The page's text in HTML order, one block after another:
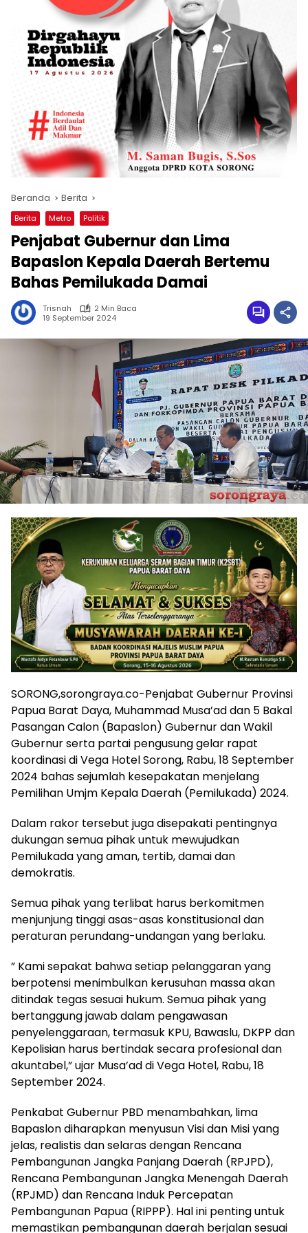
Beranda Berita
Berita Metro Politik
Penjabat Gubernur dan Lima
Bapaslon Kepala Daerah Bertemu
Bahas Pemilukada Damai
Trisnah
2 Min Baca
19 September 2024
SORONG,sorongraya.co-Penjabat Gubernur Provinsi
Papua Barat Daya, Muhammad Musa’ad dan 5 Bakal
Pasangan Calon (Bapaslon) Gubernur dan Wakil
Gubernur serta partai pengusung gelar rapat
koordinasi di Vega Hotel Sorong, Rabu, 18 September
2024 bahas sejumlah kesepakatan menjelang
Pemilihan Umjm Kepala Daerah (Pemilukada) 2024.
Dalam rakor tersebut juga disepakati pentingnya
dukungan semua pihak untuk mewujudkan
Pemilukada yang aman, tertib, damai dan
demokratis.
Semua pihak yang terlibat harus berkomitmen
menjunjung tinggi asas-asas konstitusional dan
peraturan perundang-undangan yang berlaku.
” Kami sepakat bahwa setiap pelanggaran yang
berpotensi menimbulkan kerusuhan massa akan
ditindak tegas sesuai hukum. Semua pihak yang
bertanggung jawab dalam pengawasan
penyelenggaraan, termasuk KPU, Bawaslu, DKPP dan
Kepolisian harus bertindak secara profesional dan
akuntabel,” ujar Musa’ad di Vega Hotel, Rabu, 18
September 2024.
Penkabat Gubernur PBD menambahkan, lima
Bapaslon diharapkan menyusun Visi dan Misi yang
jelas, realistis dan selaras dengan Rencana
Pembangunan Jangka Panjang Daerah (RPJPD),
Rencana Pembangunan Jangka Menengah Daerah
(RPJMD) dan Rencana Induk Percepatan
Pembangunan Papua (RIPPP). Hal ini penting untuk
memastikan pembangunan daerah berjalan sesuai